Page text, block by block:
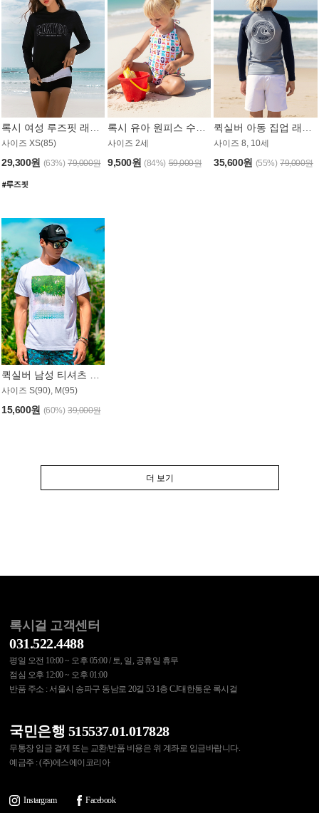
사이즈 XS(85)
29,300원 (63%) 79,000원
사이즈 2세
9,500원 (84%) 59,000원
사이즈 8, 10세
35,600원 (55%) 79,000원
퀵실버 남성 티셔츠 MST357WQS
사이즈 S(90), M(95)
15,600원 (60%) 39,000원
더 보기
록시걸 고객센터
031.522.4488
평일 오전 10:00 ~ 오후 05:00 / 토, 일, 공휴일 휴무
점심 오후 12:00 ~ 오후 01:00
반품 주소 : 서울시 송파구 동남로 20길 53 1층 CJ대한통운 록시걸
국민은행 515537.01.017828
무통장 입금 결제 또는 교환/반품 비용은 위 계좌로 입금바랍니다.
예금주 : (주)에스에이코리아
Instargram Facebook